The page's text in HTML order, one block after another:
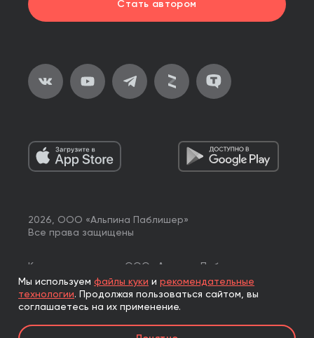
Стать автором
2026, ООО «Альпина Паблишер»
Все права защищены
Книги реализуются ООО «Альпина Паблишер»
по договору комиссии с ООО «Альпина нон-фикшн»,
по договору комиссии с ООО «Альпина ПРО».
Мы используем файлы куки и рекомендательные
технологии. Продолжая пользоваться сайтом, вы
соглашаетесь на их применение.